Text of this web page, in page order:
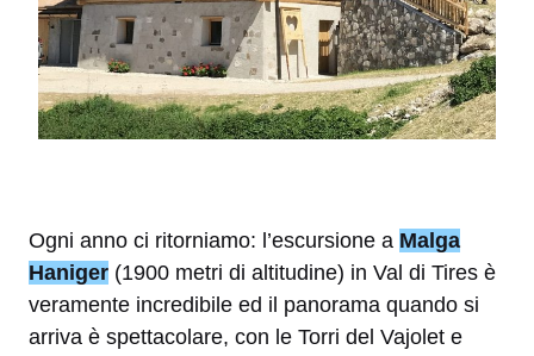
Ogni anno ci ritorniamo: l’escursione a Malga
Haniger (1900 metri di altitudine) in Val di Tires è
veramente incredibile ed il panorama quando si
arriva è spettacolare, con le Torri del Vajolet e